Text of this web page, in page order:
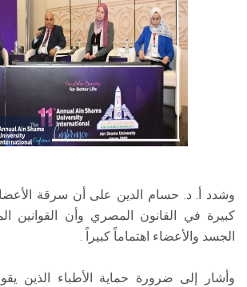
وشدد أ. د. حسام الدين على أن سرقة
كبيرة في القانون المصري وأن القوانين
الجسد والأعضاء اهتماماً كبيراً .
وأشار إلى ضرورة حماية الأطباء الذين